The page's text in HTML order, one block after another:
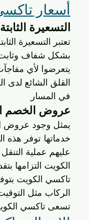
أسعار
التسعيرة الثابتة
تعتبر التسعيرة
بشكل شفاف وثابت
يتعرضوا لأي
القلق الشائع لدى
في المسار.
عروض الخصم
يمثل وجود عروض
خدماتها. توفر
عليهم عملية
الكويت التزامها
تاكسي الكويت
الركاب مثل
تسعى تاكسي